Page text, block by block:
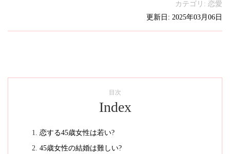
カテゴリ: 恋愛
更新日: 2025年03月06日
目次
Index
恋する45歳女性は若い?
45歳女性の結婚は難しい?